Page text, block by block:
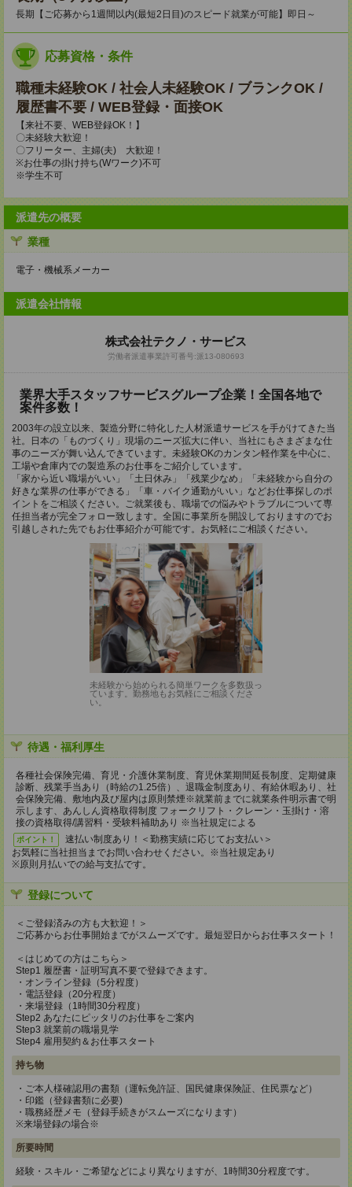
長期【ご応募から1週間以内(最短2日目)のスピード就業が可能】即日～
応募資格・条件
職種未経験OK / 社会人未経験OK / ブランクOK /
履歴書不要 / WEB登録・面接OK
【来社不要、WEB登録OK！】
〇未経験大歓迎！
〇フリーター、主婦(夫) 大歓迎！
※お仕事の掛け持ち(Wワーク)不可
※学生不可
派遣先の概要
業種
電子・機械系メーカー
派遣会社情報
株式会社テクノ・サービス
労働者派遣事業許可番号:派13-080693
業界大手スタッフサービスグループ企業！全国各地で
案件多数！
2003年の設立以来、製造分野に特化した人材派遣サービスを手がけてきた当
社。日本の「ものづくり」現場のニーズ拡大に伴い、当社にもさまざまな仕
事のニーズが舞い込んできています。未経験OKのカンタン軽作業を中心に、
工場や倉庫内での製造系のお仕事をご紹介しています。
「家から近い職場がいい」「土日休み」「残業少なめ」「未経験から自分の
好きな業界の仕事ができる」「車・バイク通勤がいい」などお仕事探しのポ
イントをご相談ください。ご就業後も、職場での悩みやトラブルについて専
任担当者が完全フォロー致します。全国に事業所を開設しておりますのでお
引越しされた先でもお仕事紹介が可能です。お気軽にご相談ください。
未経験から始められる簡単ワークを多数扱っ
ています。勤務地もお気軽にご相談くださ
い。
待遇・福利厚生
各種社会保険完備、育児・介護休業制度、育児休業期間延長制度、定期健康
診断、残業手当あり（時給の1.25倍）、退職金制度あり、有給休暇あり、社
会保険完備、敷地内及び屋内は原則禁煙※就業前までに就業条件明示書で明
示します、あんしん資格取得制度 フォークリフト・クレーン・玉掛け・溶
接の資格取得/講習料・受験料補助あり ※当社規定による
ポイント！
速払い制度あり！＜勤務実績に応じてお支払い＞
お気軽に当社担当までお問い合わせください。※当社規定あり
※原則月払いでの給与支払です。
登録について
＜ご登録済みの方も大歓迎！＞
ご応募からお仕事開始までがスムーズです。最短翌日からお仕事スタート！
＜はじめての方はこちら＞
Step1 履歴書・証明写真不要で登録できます。
・オンライン登録（5分程度）
・電話登録（20分程度）
・来場登録（1時間30分程度）
Step2 あなたにピッタリのお仕事をご案内
Step3 就業前の職場見学
Step4 雇用契約＆お仕事スタート
持ち物
・ご本人様確認用の書類（運転免許証、国民健康保険証、住民票など）
・印鑑（登録書類に必要)
・職務経歴メモ（登録手続きがスムーズになります）
※来場登録の場合※
所要時間
経験・スキル・ご希望などにより異なりますが、1時間30分程度です。